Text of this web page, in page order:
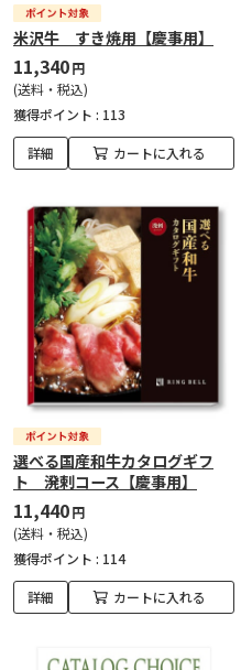
米沢牛 すき焼用【慶事用】
11,340円
(送料・税込)
獲得ポイント : 113
詳細 カートに入れる
選べる国産和牛カタログギフ
ト 溌剌コース【慶事用】
11,440円
(送料・税込)
獲得ポイント : 114
詳細 カートに入れる